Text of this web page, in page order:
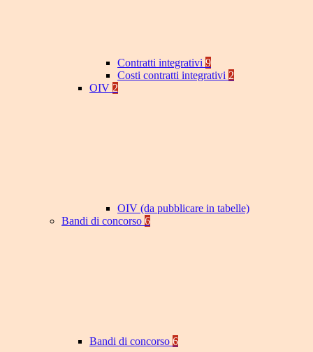
Contratti integrativi 9
Costi contratti integrativi 2
OIV 2
OIV (da pubblicare in tabelle)
Bandi di concorso 6
Bandi di concorso 6